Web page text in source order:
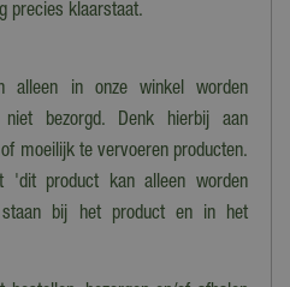
precies klaarstaat.
alleen in onze winkel worden
bezorgd. Denk hierbij aan
moeilijk te vervoeren producten.
product kan alleen worden
staan bij het product en in het